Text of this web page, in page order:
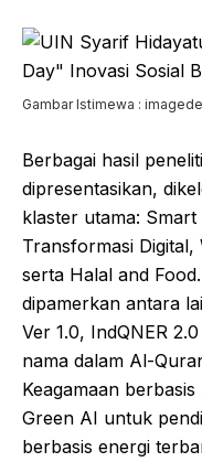
Gambar Istimewa :
Berbagai hasil
dipresentasikan,
klaster utama:
Transformasi Digital,
serta Halal and
dipamerkan antara
Ver 1.0, IndQNER
nama dalam Al-
Keagamaan
Green AI untuk
berbasis energi